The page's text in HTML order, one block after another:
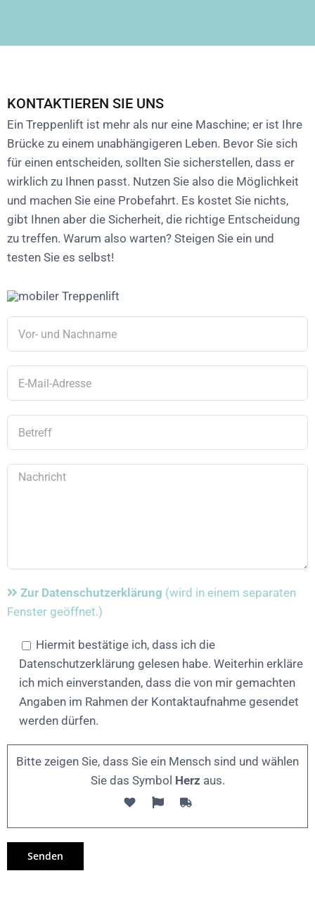
KONTAKTIEREN SIE UNS
Ein Treppenlift ist mehr als nur eine Maschine; er ist Ihre
Brücke zu einem unabhängigeren Leben. Bevor Sie sich
für einen entscheiden, sollten Sie sicherstellen, dass er
wirklich zu Ihnen passt. Nutzen Sie also die Möglichkeit
und machen Sie eine Probefahrt. Es kostet Sie nichts,
gibt Ihnen aber die Sicherheit, die richtige Entscheidung
zu treffen. Warum also warten? Steigen Sie ein und
testen Sie es selbst!
Zur Datenschutzerklärung (wird in einem separaten
Fenster geöffnet.)
Hiermit bestätige ich, dass ich die
Datenschutzerklärung gelesen habe. Weiterhin erkläre
ich mich einverstanden, dass die von mir gemachten
Angaben im Rahmen der Kontaktaufnahme gesendet
werden dürfen.
Bitte zeigen Sie, dass Sie ein Mensch sind und wählen
Sie das Symbol Herz aus.